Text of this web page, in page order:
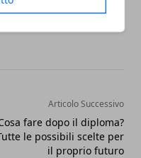
Articolo Successivo
fare dopo il diploma?
le possibili scelte per
il proprio futuro